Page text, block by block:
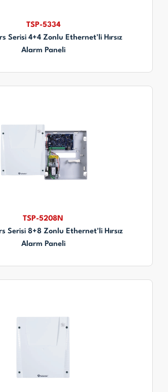
TSP-5334
Serisi 4+4 Zonlu Ethernet'li Hırsız
Alarm Paneli
TSP-5208N
Serisi 8+8 Zonlu Ethernet'li Hırsız
Alarm Paneli